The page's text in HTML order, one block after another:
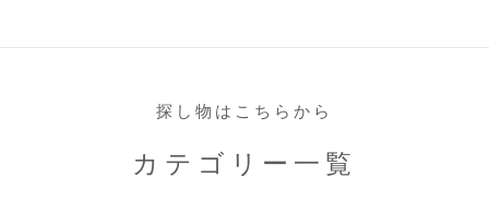
探し物はこちらから
カテゴリー一覧